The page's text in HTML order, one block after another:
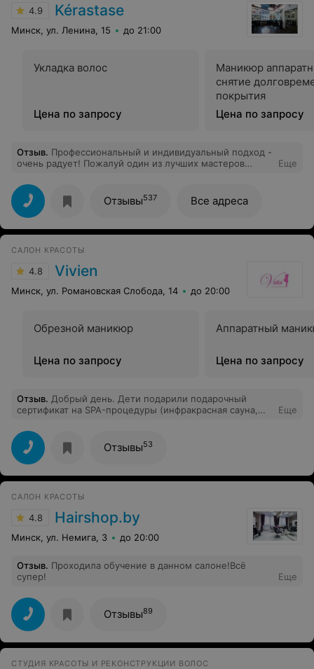
4.9 Kérastase
Минск, ул. Ленина, 15 до 21:00
Укладка волос
Цена по запросу
Маникюр
снятие
покрытия
Цена по запросу
Отзыв. Профессиональный и индивидуальный подход -
очень радует! Пожалуй один из лучших мастеров
положительные моменты, массаж головы заряжает
силами на всю неделю. Спасибо! Салон Kerastase 10/10
так держать! Рекомендую!
Еще
Отзывы537 Все адреса
САЛОН КРАСОТЫ
4.8 Vivien
Минск, ул. Романовская Слобода, 14 до 20:00
Обрезной маникюр
Цена по запросу
Аппаратный
Цена по запросу
Отзыв. Добрый день. Дети подарили подарочный
сертификат на SPA-процедуры (инфракрасная сауна,
великолепна! Тактичная, внимательная,
профессиональная. Спасибо. Всем рекомендую!
Еще
Отзывы53
САЛОН КРАСОТЫ
4.8 Hairshop.by
Минск, ул. Немига, 3 до 20:00
Отзыв. Проходила обучение в данном салоне!Всё
супер!
Еще
Отзывы89
СТУДИЯ КРАСОТЫ И РЕКОНСТРУКЦИИ ВОЛОС